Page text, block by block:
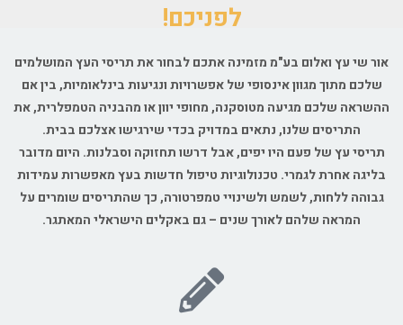
לפניכם!
אור שי עץ ואלום בע"מ מזמינה אתכם לבחור את תריסי העץ המושלמים
שלכם מתוך מגוון אינסופי של אפשרויות ונגיעות בינלאומיות, בין אם
ההשראה שלכם מגיעה מטוסקנה, מחופי יוון או מהבניה הטמפלרית, את
התריסים שלנו, נתאים במדויק בכדי שירגישו אצלכם בבית.
תריסי עץ של פעם היו יפים, אבל דרשו תחזוקה וסבלנות. היום מדובר
בליגה אחרת לגמרי. טכנולוגיות טיפול חדשות בעץ מאפשרות עמידות
גבוהה ללחות, לשמש ולשינויי טמפרטורה, כך שהתריסים שומרים על
המראה שלהם לאורך שנים – גם באקלים הישראלי המאתגר.